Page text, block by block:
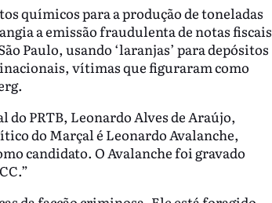
químicos para a produção de toneladas
a emissão fraudulenta de notas fiscais
Paulo, usando ‘laranjas’ para depósitos
vítimas que figuraram como
do PRTB, Leonardo Alves de Araújo,
do Marçal é Leonardo Avalanche,
candidato. O Avalanche foi gravado